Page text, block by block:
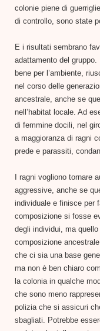
colonie piene di
di controllo, sono state
E i risultati sembrano
adattamento del
bene per l’ambiente,
nel corso delle
ancestrale, anche se
nell’habitat locale. Ad
di femmine docili, nel
a maggioranza di ragni
prede e parassiti,
I ragni vogliono tornare
aggressive, anche se
individuale e finisce per
composizione si fosse
degli individui, ma
composizione
che ci sia una base
ma non è ben chiaro
la colonia in qualche
che sono meno
polizia che si assicuri
sbagliati. Potrebbe